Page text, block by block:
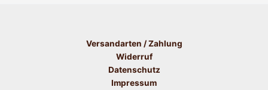
Versandarten / Zahlung
Widerruf
Datenschutz
Impressum